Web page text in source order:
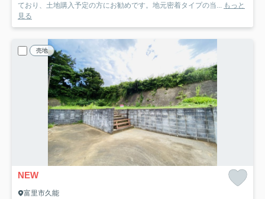
ており、土地購入予定の方にお勧めです。地元密着タイプの当... もっと
見る
売地
NEW
富里市久能